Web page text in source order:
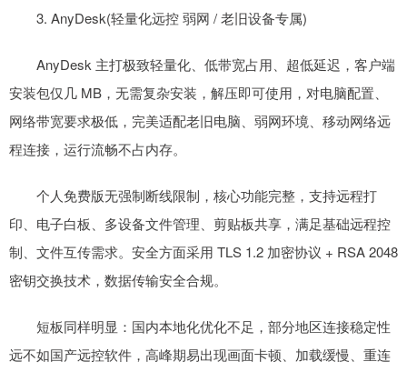
3. AnyDesk(轻量化远控 弱网 / 老旧设备专属)
AnyDesk 主打极致轻量化、低带宽占用、超低延迟，客户端
安装包仅几 MB，无需复杂安装，解压即可使用，对电脑配置、
网络带宽要求极低，完美适配老旧电脑、弱网环境、移动网络远
程连接，运行流畅不占内存。
个人免费版无强制断线限制，核心功能完整，支持远程打
印、电子白板、多设备文件管理、剪贴板共享，满足基础远程控
制、文件互传需求。安全方面采用 TLS 1.2 加密协议 + RSA 2048
密钥交换技术，数据传输安全合规。
短板同样明显：国内本地化优化不足，部分地区连接稳定性
远不如国产远控软件，高峰期易出现画面卡顿、加载缓慢、重连